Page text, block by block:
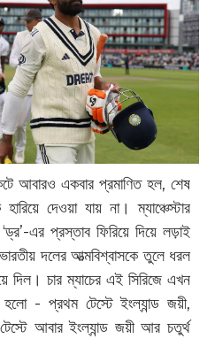
আবারও একবার প্রমাণিত হল, শেষ
দেওয়া যায় না। ম্যাঞ্চেস্টার
এর প্রস্তাব ফিরিয়ে দিয়ে লড়াই
দলের আত্মবিশ্বাসকে তুলে ধরল
দিল। চার ম্যাচের এই সিরিজে এখন
- প্রথম টেস্টে ইংল্যান্ড জয়ী,
আবার ইংল্যান্ড জয়ী আর চতুর্থ